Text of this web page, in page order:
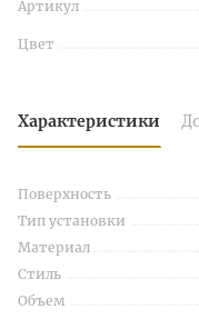
Артикул
Цвет
Характеристики
Поверхность
Тип установки
Материал
Стиль
Объем